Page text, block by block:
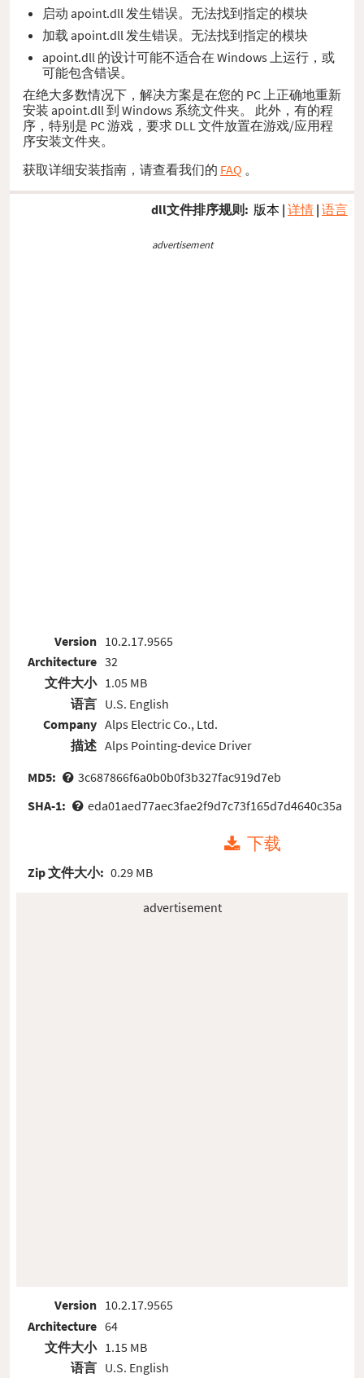
启动 apoint.dll 发生错误。无法找到指定的模块
加载 apoint.dll 发生错误。无法找到指定的模块
apoint.dll 的设计可能不适合在 Windows 上运行，或
可能包含错误。
在绝大多数情况下，解决方案是在您的 PC 上正确地重新
安装 apoint.dll 到 Windows 系统文件夹。 此外，有的程
序，特别是 PC 游戏，要求 DLL 文件放置在游戏/应用程
序安装文件夹。
获取详细安装指南，请查看我们的 FAQ 。
dll文件排序规则: 版本 | 详情 | 语言
advertisement
Version
Architecture
文件大小
语言
Company
描述
10.2.17.9565
32
1.05 MB
U.S. English
Alps Electric Co., Ltd.
Alps Pointing-device Driver
MD5:
3c687866f6a0b0b0f3b327fac919d7eb
SHA-1:
eda01aed77aec3fae2f9d7c73f165d7d4640c35a
下载
Zip 文件大小: 0.29 MB
advertisement
Version
Architecture
文件大小
语言
10.2.17.9565
64
1.15 MB
U.S. English